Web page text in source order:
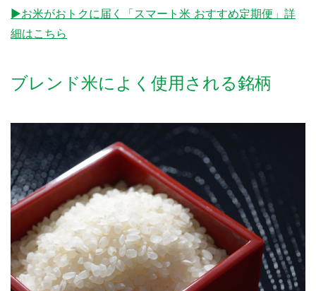
▶お米がおトクに届く「スマート米 おすすめ定期便」詳
細はこちら
ブレンド米によく使用される銘柄